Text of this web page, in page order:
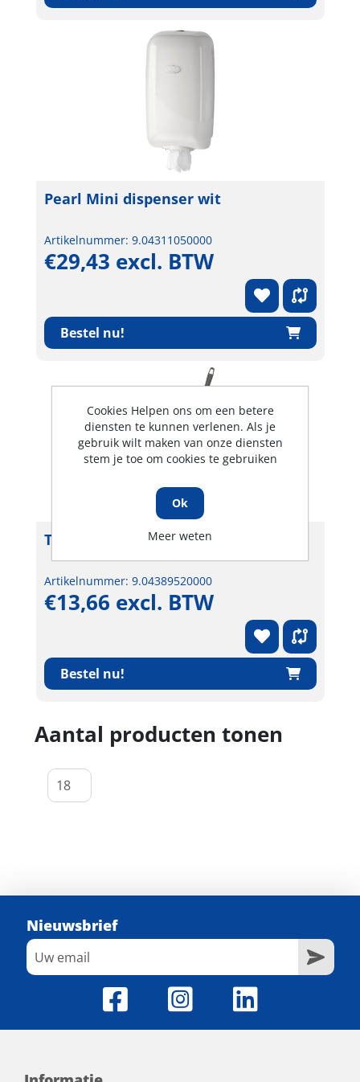
Pearl Mini dispenser wit
Artikelnummer: 9.04311050000
€29,43 excl. BTW
Bestel nu!
Toiletborstelhouder kunststof zwart
Artikelnummer: 9.04389520000
€13,66 excl. BTW
Bestel nu!
Aantal producten tonen
Nieuwsbrief
Cookies Helpen ons om een betere
diensten te kunnen verlenen. Als je
gebruik wilt maken van onze diensten
stem je toe om cookies te gebruiken
Ok
Meer weten